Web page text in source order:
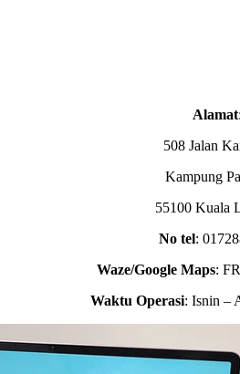
Alamat:
508 Jalan
Kampung
55100 Kuala
No tel:
Waze/Google Maps:
Waktu Operasi: Isnin –